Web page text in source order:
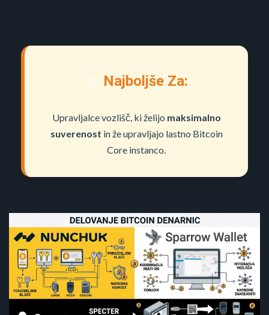
⭐ Najboljše Za:
Upravljalce vozlišč, ki želijo maksimalno
suverenost in že upravljajo lastno Bitcoin
Core instanco.